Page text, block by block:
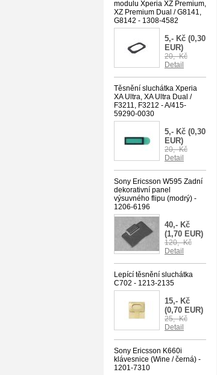
modulu Xperia XZ Premium,
XZ Premium Dual / G8141,
G8142 - 1308-4582
5,- Kč (0,30
EUR)
20,- Kč
Detail
Těsnění sluchátka Xperia
XA Ultra, XA Ultra Dual /
F3211, F3212 - A/415-
59290-0030
5,- Kč (0,30
EUR)
20,- Kč
Detail
Sony Ericsson W595 Zadní
dekorativní panel
výsuvného flipu (modrý) -
1206-6196
40,- Kč
(1,70 EUR)
120,- Kč
Detail
Lepící těsnění sluchátka
C702 - 1213-2135
15,- Kč
(0,70 EUR)
25,- Kč
Detail
Sony Ericsson K660i
klávesnice (Wine / černá) -
1201-7310